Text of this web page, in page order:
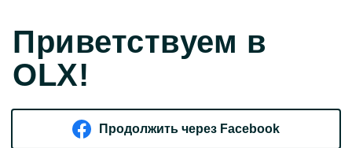
Приветствуем в
OLX!
Продолжить через Facebook